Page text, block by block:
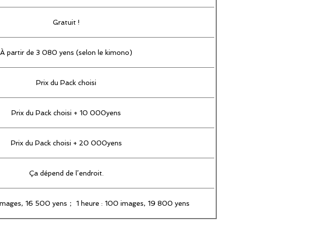
Gratuit !
À partir de 3 080 yens (selon le kimono)
Prix du Pack choisi
Prix du Pack choisi + 10 000yens
Prix du Pack choisi + 20 000yens
Ça dépend de l’endroit.
16 500 yens； 1 heure : 100 images, 19 800 yens